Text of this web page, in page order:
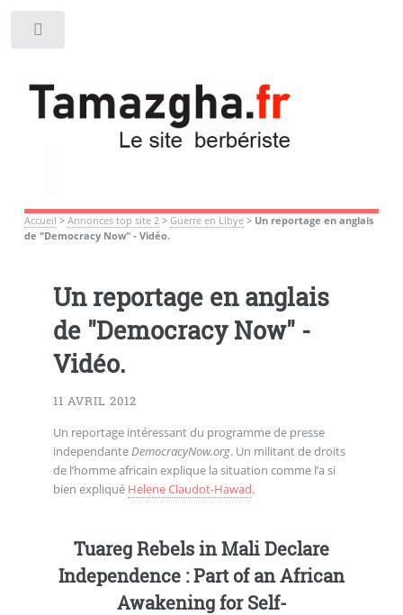
Accueil > Annonces top site 2> Guerre en Libye> Un reportage en anglais
de "Democracy Now" - Vidéo.
Un reportage en anglais
de "Democracy Now" -
Vidéo.
11 AVRIL 2012
Un reportage intéressant du programme de presse
independanteDemocracyNow.org. Un militant de droits
de l’homme africain explique la situation comme l’a si
bien expliqué Helene Claudot-Hawad.
Tuareg Rebels in Mali Declare
Independence : Part of an African
Awakening for Self-